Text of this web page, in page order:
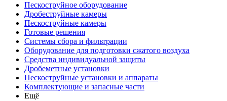
Пескоструйное оборудование
Дробеструйные камеры
Пескоструйные камеры
Готовые решения
Системы сбора и фильтрации
Оборудование для подготовки сжатого воздуха
Средства индивидуальной защиты
Дробеметные установки
Пескоструйные установки и аппараты
Комплектующие и запасные части
Ещё